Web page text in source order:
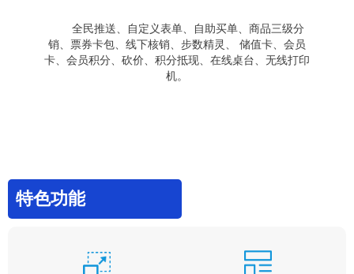
全民推送、自定义表单、自助买单、商品三级分
销、票券卡包、线下核销、步数精灵、 储值卡、会员
卡、会员积分、砍价、积分抵现、在线桌台、无线打印
机。
特色功能